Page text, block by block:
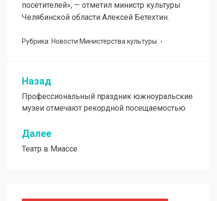
посетителей», — отметил министр культуры
Челябинской области Алексей Бетехтин.
Рубрика: Новости Министерства культуры
Навигация
по
записям
Назад
Профессиональный праздник южноуральские
музеи отмечают рекордной посещаемостью
Далее
Театр в Миассе